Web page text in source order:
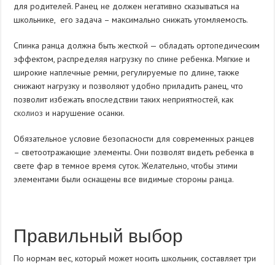
для родителей. Ранец не должен негативно сказываться на
школьнике, его задача – максимально снижать утомляемость.
Спинка ранца должна быть жесткой — обладать ортопедическим
эффектом, распределяя нагрузку по спине ребенка. Мягкие и
широкие наплечные ремни, регулируемые по длине, также
снижают нагрузку и позволяют удобно приладить ранец, что
позволит избежать впоследствии таких неприятностей, как
сколиоз и нарушение осанки.
Обязательное условие безопасности для современных ранцев
– светоотражающие элементы. Они позволят видеть ребенка в
свете фар в темное время суток. Желательно, чтобы этими
элементами были оснащены все видимые стороны ранца.
Правильный выбор
По нормам вес, который может носить школьник, составляет три